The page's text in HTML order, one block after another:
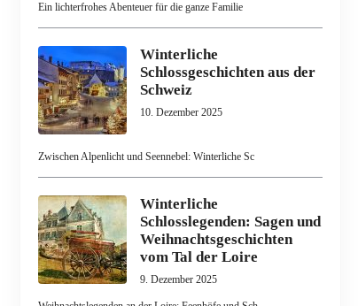
Ein lichterfrohes Abenteuer für die ganze Familie
Winterliche
Schlossgeschichten aus der
Schweiz
10. Dezember 2025
Zwischen Alpenlicht und Seennebel: Winterliche Sc
Winterliche
Schlosslegenden: Sagen und
Weihnachtsgeschichten
vom Tal der Loire
9. Dezember 2025